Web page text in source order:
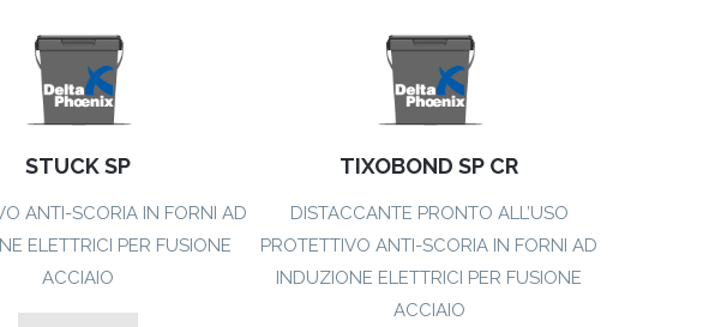
STUCK SP
ANTI-SCORIA IN FORNI AD
ELETTRICI PER FUSIONE
ACCIAIO
TIXOBOND SP CR
DISTACCANTE PRONTO ALL’USO
PROTETTIVO ANTI-SCORIA IN FORNI AD
INDUZIONE ELETTRICI PER FUSIONE
ACCIAIO